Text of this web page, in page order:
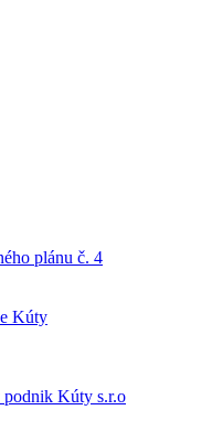
plánu č. 4
Kúty
podnik Kúty s.r.o